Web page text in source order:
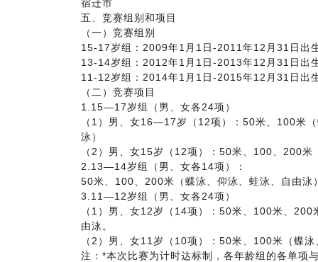
宿迁市
五、竞赛组别和项目
（一）竞赛组别
15-17岁组：2009年1月1日-2011年12月31日出生
13-14岁组：2012年1月1日-2013年12月31日出生
11-12岁组：2014年1月1日-2015年12月31日出生
（二）竞赛项目
1.15—17岁组（男、女各24项）
（1）男、女16—17岁（12项）：50米、100米
泳）
（2）男、女15岁（12项）：50米、100、200米
2.13—14岁组（男、女各14项）：
50米、100、200米（蝶泳、仰泳、蛙泳、自由泳
3.11—12岁组（男、女各24项）
（1）男、女12岁（14项）：50米、100米、
由泳。
（2）男、女11岁（10项）：50米、100米（蝶
注：*本次比赛为计时达标制，各年龄组的各单项